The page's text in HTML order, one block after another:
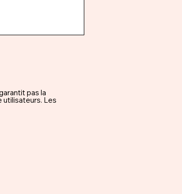
pas la
utilisateurs. Les